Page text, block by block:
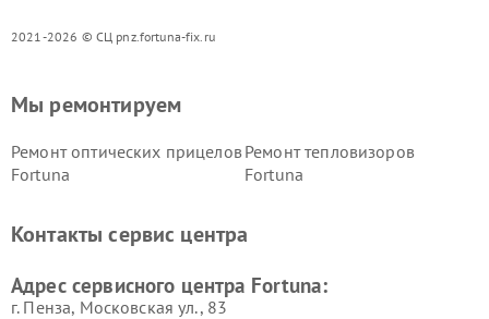
2021-2026 © СЦ pnz.fortuna-fix.ru
Мы ремонтируем
Ремонт оптических прицелов
Fortuna
Ремонт тепловизоров
Fortuna
Контакты сервис центра
Адрес сервисного центра Fortuna:
г. Пенза, Московская ул., 83